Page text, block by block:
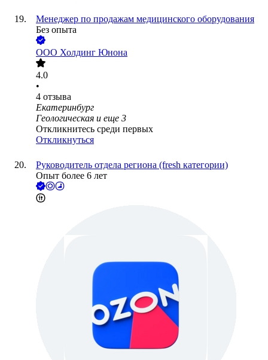
Менеджер по продажам медицинского оборудования
Без опыта
ООО Холдинг Юнона
4.0
•
4 отзыва
Екатеринбург
Геологическая и еще 3
Откликнитесь среди первых
Откликнуться
Руководитель отдела региона (fresh категории)
Опыт более 6 лет